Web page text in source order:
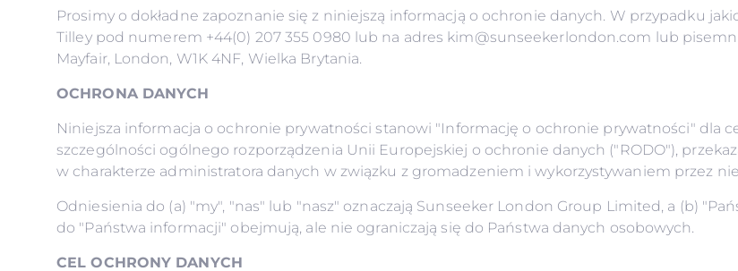
Prosimy o dokładne zapoznanie się z niniejszą informacją o ochronie danych. W przypadku
Tilley pod numerem +44(0) 207 355 0980 lub na adres kim@sunseekerlondon.com lub
Mayfair, London, W1K 4NF, Wielka Brytania.
OCHRONA DANYCH
Niniejsza informacja o ochronie prywatności stanowi "Informację o ochronie prywatności" dla
szczególności ogólnego rozporządzenia Unii Europejskiej o ochronie danych ("RODO"),
w charakterze administratora danych w związku z gromadzeniem i wykorzystywaniem przez
Odniesienia do (a) "my", "nas" lub "nasz" oznaczają Sunseeker London Group Limited, a (b)
do "Państwa informacji" obejmują, ale nie ograniczają się do Państwa danych osobowych.
CEL OCHRONY DANYCH